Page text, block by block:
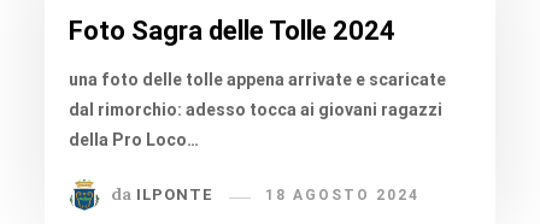
Foto Sagra delle Tolle 2024
una foto delle tolle appena arrivate e scaricate
dal rimorchio: adesso tocca ai giovani ragazzi
della Pro Loco…
da ILPONTE 18 AGOSTO 2024